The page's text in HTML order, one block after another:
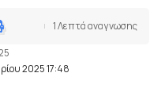
2025 17:48
1 Λεπτά αναγνωσης